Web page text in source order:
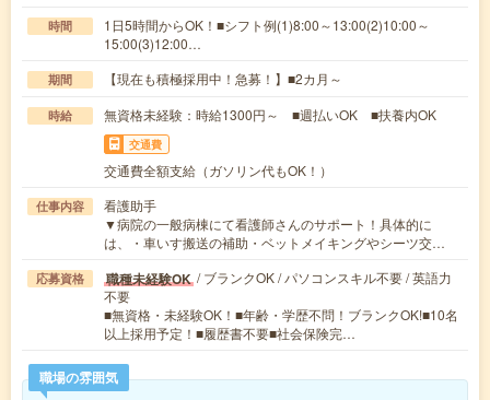
時間
1日5時間からOK！■シフト例(1)8:00～13:00(2)10:00～
15:00(3)12:00…
期間 【現在も積極採用中！急募！】■2カ月～
時給 無資格未経験：時給1300円～ ■週払いOK ■扶養内OK
交通費
交通費全額支給（ガソリン代もOK！）
仕事内容
看護助手
▼病院の一般病棟にて看護師さんのサポート！具体的に
は、・車いす搬送の補助・ベットメイキングやシーツ交…
応募資格 職種未経験OK / ブランクOK / パソコンスキル不要 / 英語力
不要
■無資格・未経験OK！■年齢・学歴不問！ブランクOK!■10名
以上採用予定！■履歴書不要■社会保険完…
職場の雰囲気